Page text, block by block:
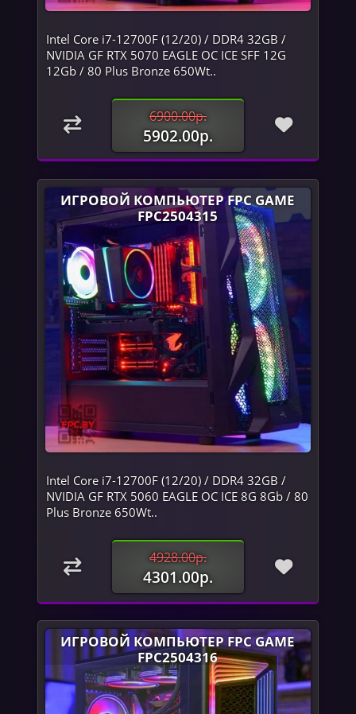
Intel Core i7-12700F (12/20) / DDR4 32GB /
NVIDIA GF RTX 5070 EAGLE OC ICE SFF 12G
12Gb / 80 Plus Bronze 650Wt..
6900.00р.
5902.00р.
ИГРОВОЙ КОМПЬЮТЕР FPC GAME
FPC2504315
Intel Core i7-12700F (12/20) / DDR4 32GB /
NVIDIA GF RTX 5060 EAGLE OC ICE 8G 8Gb / 80
Plus Bronze 650Wt..
4928.00р.
4301.00р.
ИГРОВОЙ КОМПЬЮТЕР FPC GAME
FPC2504316